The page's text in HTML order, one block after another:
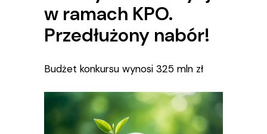
w ramach KPO.
Przedłużony nabór!
Budżet konkursu wynosi 325 mln zł